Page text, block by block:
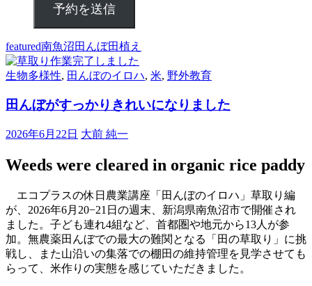
予約を送信
featured南魚沼田んぼ田植え
生物多様性, 田んぼのイロハ, 米, 野外教育
田んぼがすっかりきれいになりました
2026年6月22日 大前 純一
Weeds were cleared in organic rice paddy
エコプラスの休日農業講座「田んぼのイロハ」草取り編
が、2026年6月20−21日の週末、新潟県南魚沼市で開催され
ました。子ども連れ4組など、首都圏や地元から13人が参
加。無農薬田んぼでの最大の難関となる「田の草取り」に挑
戦し、また山沿いの集落での棚田の維持管理を見学させても
らって、米作りの実態を感じていただきました。